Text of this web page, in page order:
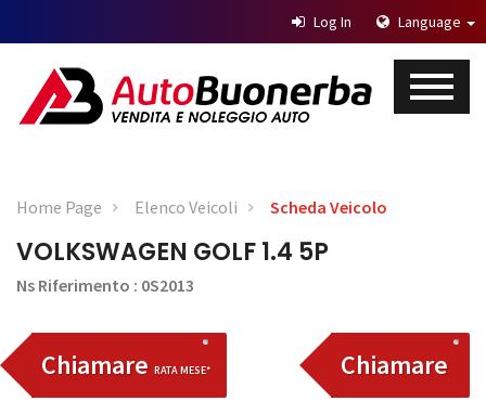
Log In Language
Home Page Elenco Veicoli Scheda Veicolo
VOLKSWAGEN GOLF 1.4 5P
Ns Riferimento : 0S2013
Chiamare RATA MESE* Chiamare